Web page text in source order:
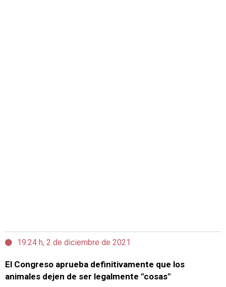
19:24 h, 2 de diciembre de 2021
El Congreso aprueba definitivamente que los
animales dejen de ser legalmente "cosas"